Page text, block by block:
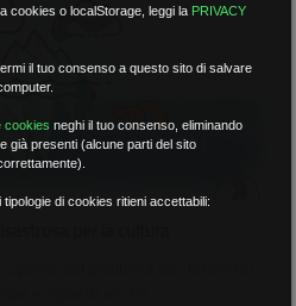
per la cultura
del problema dei Diplomifici
e riguarda anche ...
cookies o localStorage, leggi la PRIVACY
il tuo consenso a questo sito di salvare
cookies neghi il tuo consenso, eliminando
già presenti (alcune parti del sito
di cookies ritieni accettabili: